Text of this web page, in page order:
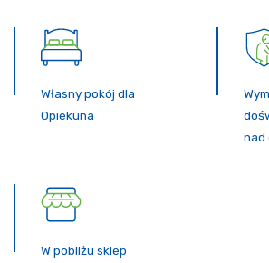
Własny pokój dla
Opiekuna
nad
W pobliżu sklep